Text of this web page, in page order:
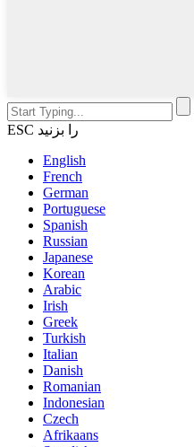
ESC را بزنید
English
French
German
Portuguese
Spanish
Russian
Japanese
Korean
Arabic
Irish
Greek
Turkish
Italian
Danish
Romanian
Indonesian
Czech
Afrikaans